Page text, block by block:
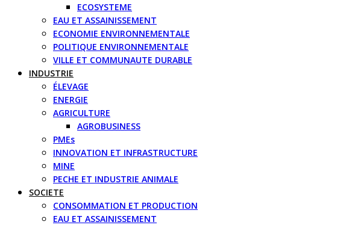
ECOSYSTEME
EAU ET ASSAINISSEMENT
ECONOMIE ENVIRONNEMENTALE
POLITIQUE ENVIRONNEMENTALE
VILLE ET COMMUNAUTE DURABLE
INDUSTRIE
ÉLEVAGE
ENERGIE
AGRICULTURE
AGROBUSINESS
PMEs
INNOVATION ET INFRASTRUCTURE
MINE
PECHE ET INDUSTRIE ANIMALE
SOCIETE
CONSOMMATION ET PRODUCTION
EAU ET ASSAINISSEMENT